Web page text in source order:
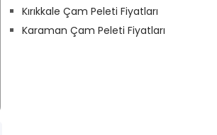
Kırıkkale Çam Peleti Fiyatları
Karaman Çam Peleti Fiyatları